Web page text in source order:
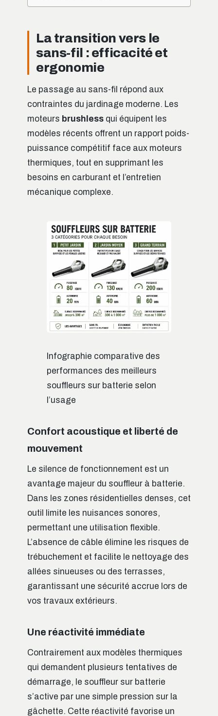
La transition vers le
sans-fil : efficacité et
ergonomie
Le passage au sans-fil répond aux
contraintes du jardinage moderne. Les
moteurs brushless qui équipent les
modèles récents offrent un rapport poids-
puissance compétitif face aux moteurs
thermiques, tout en supprimant les
besoins en carburant et l’entretien
mécanique complexe.
Infographie comparative des
performances des meilleurs
souffleurs sur batterie selon
l’usage
Confort acoustique et liberté de
mouvement
Le silence de fonctionnement est un
avantage majeur du souffleur à batterie.
Dans les zones résidentielles denses, cet
outil limite les nuisances sonores,
permettant une utilisation flexible.
L’absence de câble élimine les risques de
trébuchement et facilite le nettoyage des
allées sinueuses ou des terrasses,
garantissant une sécurité accrue lors de
vos travaux extérieurs.
Une réactivité immédiate
Contrairement aux modèles thermiques
qui demandent plusieurs tentatives de
démarrage, le souffleur sur batterie
s’active par une simple pression sur la
gâchette. Cette réactivité favorise un